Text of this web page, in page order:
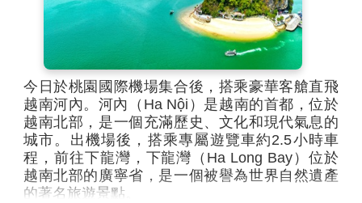
今日於桃園國際機場集合後，搭乘豪華客艙直飛
越南河內。河內（Ha Nội）是越南的首都，位於
越南北部，是一個充滿歷史、文化和現代氣息的
城市。出機場後，搭乘專屬遊覽車約2.5小時車
程，前往下龍灣，下龍灣（Ha Long Bay）位於
越南北部的廣寧省，是一個被譽為世界自然遺產
的著名旅遊景點。